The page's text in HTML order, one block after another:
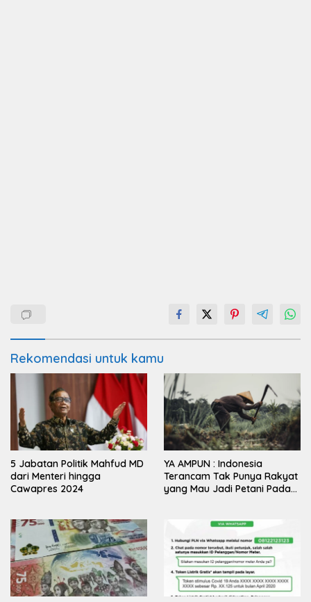
Rekomendasi untuk kamu
5 Jabatan Politik Mahfud MD
dari Menteri hingga
Cawapres 2024
YA AMPUN : Indonesia
Terancam Tak Punya Rakyat
yang Mau Jadi Petani Pada